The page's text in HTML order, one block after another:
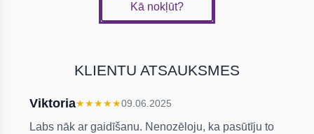
Kā nokļūt?
KLIENTU ATSAUKSMES
Viktoria★★★★★09.06.2025
Labs nāk ar gaidīšanu. Nenozēloju, ka pasūtīju to